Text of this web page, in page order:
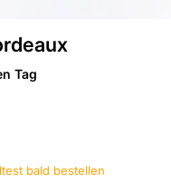
Tag
bald bestellen